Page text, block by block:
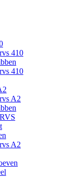
410
410
A2
A2